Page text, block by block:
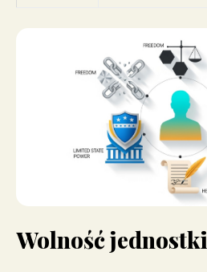
Wolność jednostki